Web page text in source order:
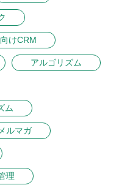
けCRM
アルゴリズム
ム
メルマガ
理